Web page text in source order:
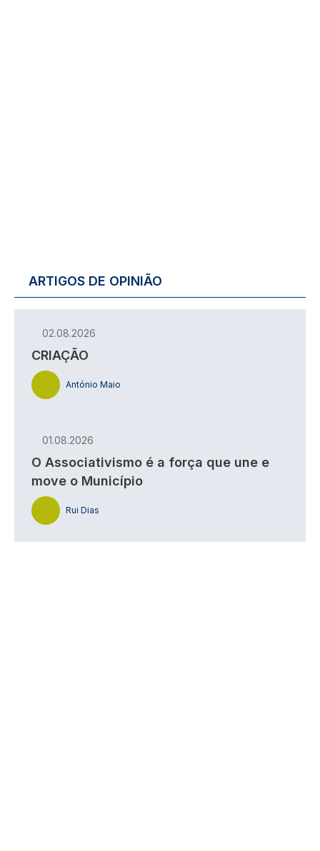
ARTIGOS DE OPINIÃO
02.08.2026
CRIAÇÃO
António Maio
01.08.2026
O Associativismo é a força que une e
move o Município
Rui Dias